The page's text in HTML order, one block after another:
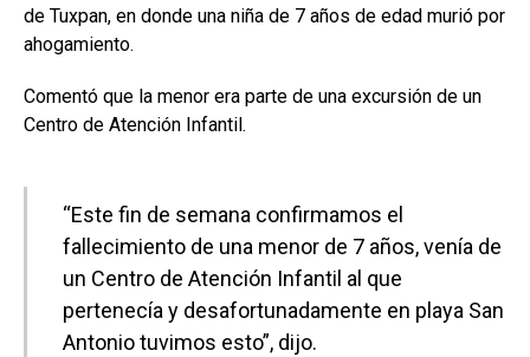
de Tuxpan, en donde una niña de 7 años de edad murió por
ahogamiento.
Comentó que la menor era parte de una excursión de un
Centro de Atención Infantil.
“Este fin de semana confirmamos el
fallecimiento de una menor de 7 años, venía de
un Centro de Atención Infantil al que
pertenecía y desafortunadamente en playa San
Antonio tuvimos esto”, dijo.